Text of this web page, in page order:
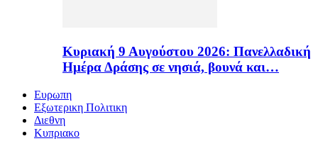
Κυριακή 9 Αυγούστου 2026: Πανελλαδική
Ημέρα Δράσης σε νησιά, βουνά και…
Ευρωπη
Εξωτερικη Πολιτικη
Διεθνη
Κυπριακο